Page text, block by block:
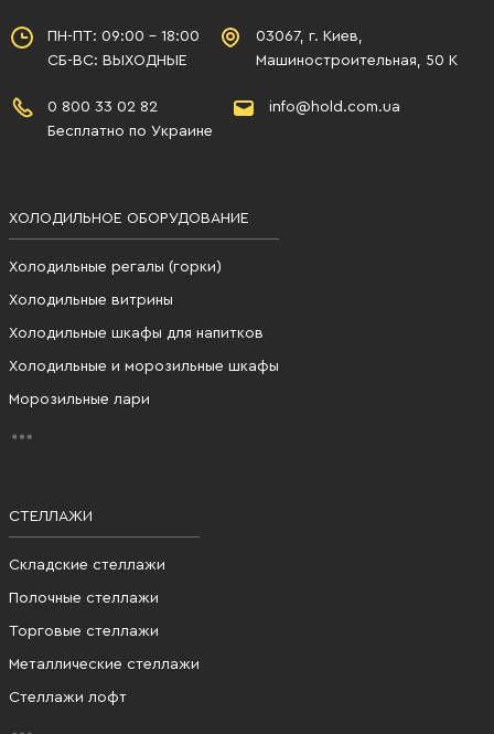
ПН-ПТ: 09:00 - 18:00
СБ-ВС: ВЫХОДНЫЕ
03067, г. Киев,
Машиностроительная, 50 К
0 800 33 02 82
Бесплатно по Украине
info@hold.com.ua
ХОЛОДИЛЬНОЕ ОБОРУДОВАНИЕ
Холодильные регалы (горки)
Холодильные витрины
Холодильные шкафы для напитков
Холодильные и морозильные шкафы
Морозильные лари
СТЕЛЛАЖИ
Складские стеллажи
Полочные стеллажи
Торговые стеллажи
Металлические стеллажи
Стеллажи лофт